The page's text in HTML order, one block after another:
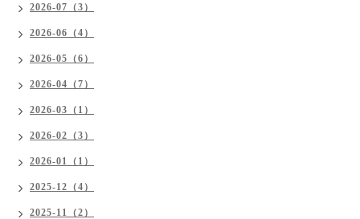
2026-07（3）
2026-06（4）
2026-05（6）
2026-04（7）
2026-03（1）
2026-02（3）
2026-01（1）
2025-12（4）
2025-11（2）